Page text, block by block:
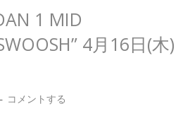
1 MID
4月16日(木)
コメントする